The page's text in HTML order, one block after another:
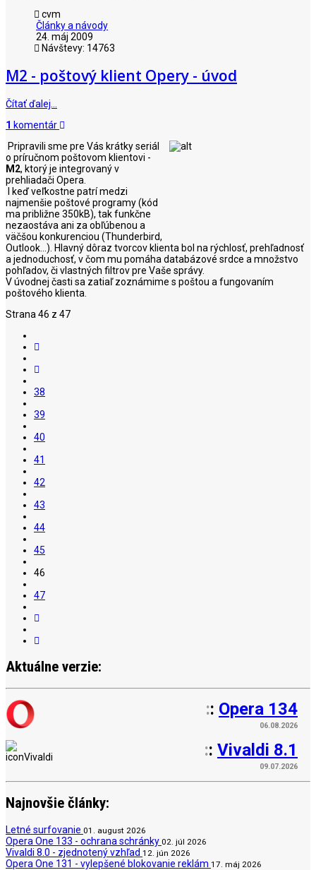
cvm
Články a návody
24. máj 2009
Návštevy: 14763
M2 - poštový klient Opery - úvod
Čítať ďalej…
1 komentár
Pripravili sme pre Vás krátky seriál
o príručnom poštovom klientovi -
M2, ktorý je integrovaný v
prehliadači Opera.
I keď veľkostne patrí medzi
najmenšie poštové programy (kód
ma približne 350kB), tak funkčne
nezaostáva ani za obľúbenou a
väčšou konkurenciou (Thunderbird,
Outlook...). Hlavný dôraz tvorcov klienta bol na rýchlosť, prehľadnosť
a jednoduchosť, v čom mu pomáha databázové srdce a množstvo
pohľadov, či vlastných filtrov pre Vaše správy.
V úvodnej časti sa zatiaľ zoznámime s poštou a fungovaním
poštového klienta.
Strana 46 z 47
38
39
40
41
42
43
44
45
46
47
Aktuálne verzie:
:: Opera 134
06.08.2026
:: Vivaldi 8.1
09.07.2026
Najnovšie články:
Letné surfovanie 01. august 2026
Opera One 133 - ochrana schránky 02. júl 2026
Vivaldi 8.0 - zjednotený vzhľad 12. jún 2026
Opera One 131 - vylepšené blokovanie reklám 17. máj 2026